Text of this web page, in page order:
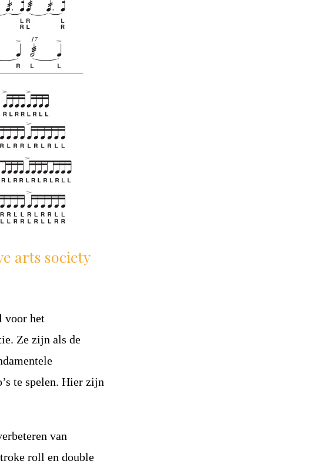
voor het
Ze zijn als de
te spelen. Hier zijn
van
roll en double